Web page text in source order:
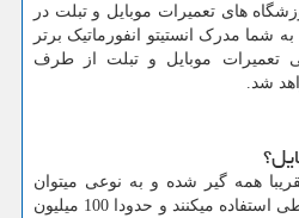
های تعمیرات موبایل و تبلت در
شما مدرک انستیتو انفورماتیک برتر
موبایل و تبلت از طرف
شد.
همه گیر شده و به نوعی میتوان
گفت همه از این دستگاه ارتباطی استفاده میکنند و حدودا 100 میلیون